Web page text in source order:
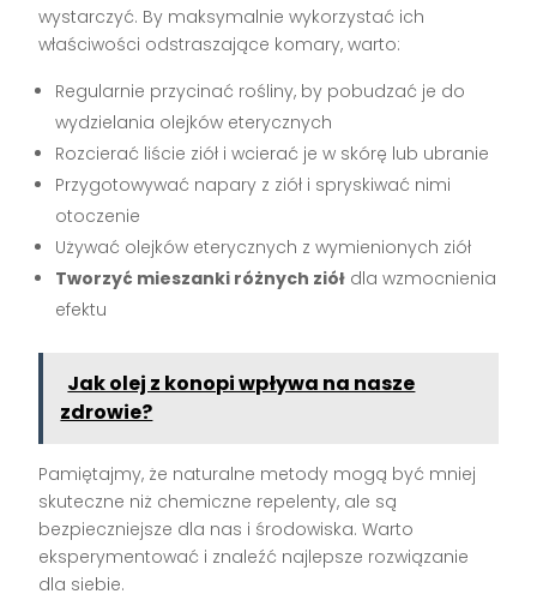
wystarczyć. By maksymalnie wykorzystać ich
właściwości odstraszające komary, warto:
Regularnie przycinać rośliny, by pobudzać je do
wydzielania olejków eterycznych
Rozcierać liście ziół i wcierać je w skórę lub ubranie
Przygotowywać napary z ziół i spryskiwać nimi
otoczenie
Używać olejków eterycznych z wymienionych ziół
Tworzyć mieszanki różnych ziół dla wzmocnienia
efektu
Jak olej z konopi wpływa na nasze
zdrowie?
Pamiętajmy, że naturalne metody mogą być mniej
skuteczne niż chemiczne repelenty, ale są
bezpieczniejsze dla nas i środowiska. Warto
eksperymentować i znaleźć najlepsze rozwiązanie
dla siebie.